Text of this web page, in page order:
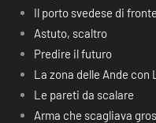
Il porto svedese di
Astuto, scaltro
Predire il futuro
La zona delle Ande con
Le pareti da scalare
Arma che scagliava